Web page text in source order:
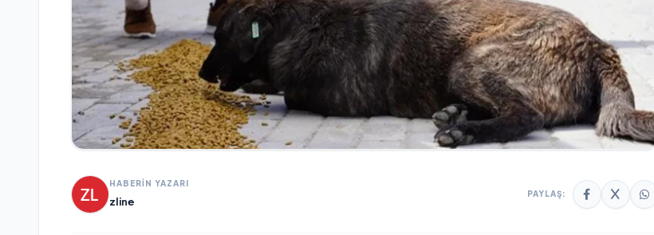
HABERİN YAZARI
zline
PAYLAŞ: